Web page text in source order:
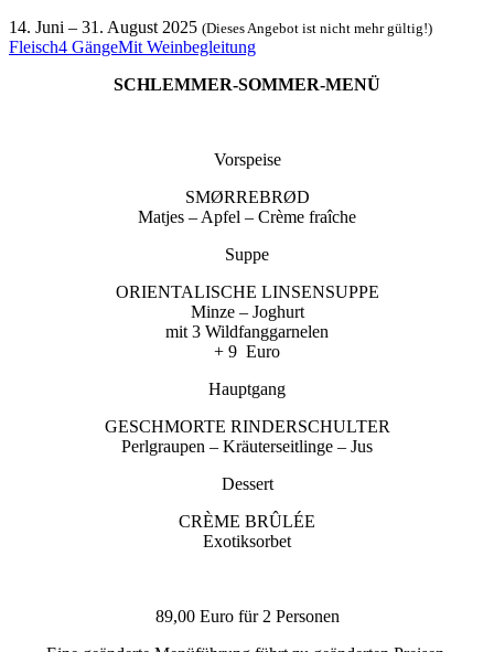
14. Juni – 31. August 2025 (Dieses Angebot ist nicht mehr gültig!)
Fleisch4 GängeMit Weinbegleitung
SCHLEMMER-SOMMER-MENÜ
Vorspeise
SMØRREBRØD
Matjes – Apfel – Crème fraîche
Suppe
ORIENTALISCHE LINSENSUPPE
Minze – Joghurt
mit 3 Wildfanggarnelen
+ 9 Euro
Hauptgang
GESCHMORTE RINDERSCHULTER
Perlgraupen – Kräuterseitlinge – Jus
Dessert
CRÈME BRÛLÉE
Exotiksorbet
89,00 Euro für 2 Personen